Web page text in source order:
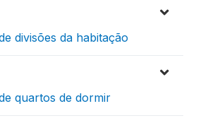
divisões da habitação
quartos de dormir